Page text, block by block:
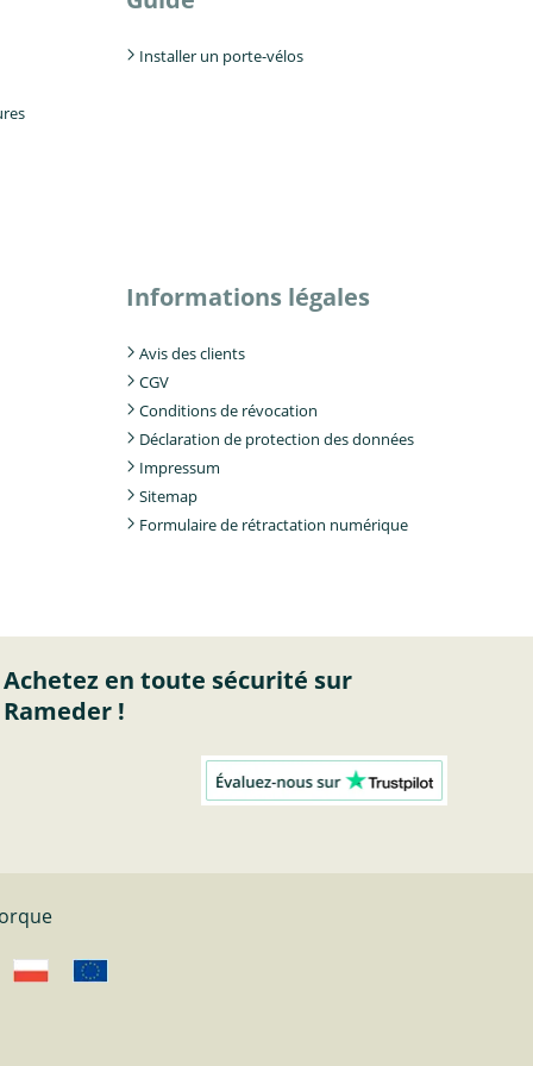
Installer un porte-vélos
Informations légales
Avis des clients
CGV
Conditions de révocation
Déclaration de protection des données
Impressum
Sitemap
Formulaire de rétractation numérique
Achetez en toute sécurité sur
Rameder !